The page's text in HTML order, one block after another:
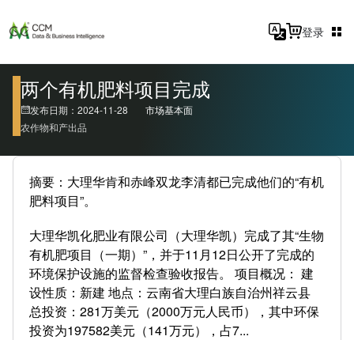
登录
两个有机肥料项目完成
发布日期：2024-11-28
市场基本面
农作物和产出品
摘要：大理华肯和赤峰双龙李清都已完成他们的“有机
肥料项目”。
大理华凯化肥业有限公司（大理华凯）完成了其“生物
有机肥项目（一期）”，并于11月12日公开了完成的
环境保护设施的监督检查验收报告。 项目概况： 建
设性质：新建 地点：云南省大理白族自治州祥云县
总投资：281万美元（2000万元人民币），其中环保
投资为197582美元（141万元），占7...